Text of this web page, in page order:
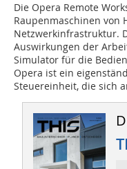
Die Opera Remote
Raupenmaschinen von
Netzwerkinfrastruktur.
Auswirkungen der
Simulator für die
Opera ist ein
Steuereinheit, die sich